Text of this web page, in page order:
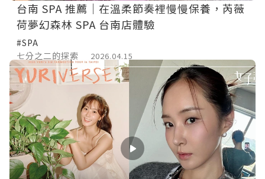
台南 SPA 推薦｜在溫柔節奏裡慢慢保養，芮薇
荷夢幻森林 SPA 台南店體驗
#SPA
七分之二的探索
2026.04.15